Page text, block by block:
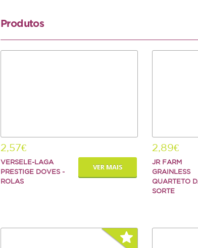
Produtos
2,57€
VERSELE-LAGA
PRESTIGE DOVES -
ROLAS
VER MAIS
2,89€
JR FARM
GRAINLESS
QUARTETO
SORTE